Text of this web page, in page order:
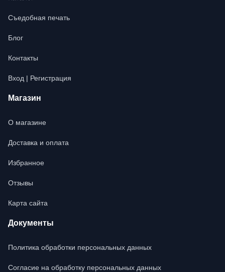
Съедобная печать
Блог
Контакты
Вход | Регистрация
Магазин
О магазине
Доставка и оплата
Избранное
Отзывы
Карта сайта
Документы
Политика обработки персональных данных
Согласие на обработку персональных данных